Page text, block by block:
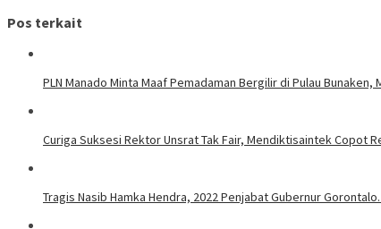
Pos terkait
PLN Manado Minta Maaf Pemadaman Bergilir di Pulau Bunaken,
Curiga Suksesi Rektor Unsrat Tak Fair, Mendiktisaintek Copot
Tragis Nasib Hamka Hendra, 2022 Penjabat Gubernur